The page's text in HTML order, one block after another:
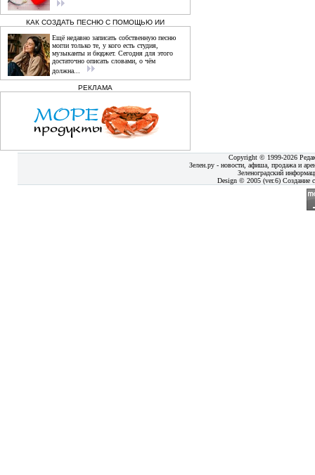
КАК СОЗДАТЬ ПЕСНЮ С ПОМОЩЬЮ ИИ
Ещё недавно записать собственную песню
могли только те, у кого есть студия,
музыканты и бюджет. Сегодня для этого
достаточно описать словами, о чём
должна...
РЕКЛАМА
Copyright © 1999-2026
Зелен.ру - новости, афиша, продажа и
Зеленоградский
Design © 2005 (ver.6) Создание